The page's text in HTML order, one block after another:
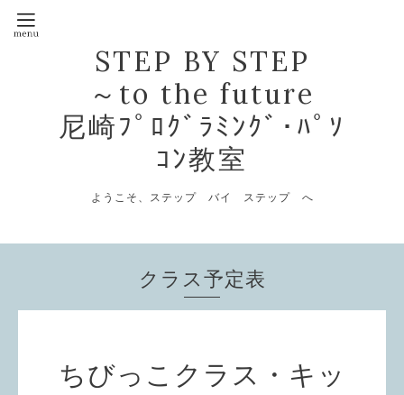
STEP BY STEP
～to the future
尼崎ﾌﾟﾛｸﾞﾗﾐﾝｸﾞ･ﾊﾟｿ
ｺﾝ教室
ようこそ、ステップ バイ ステップ へ
クラス予定表
ちびっこクラス・キッ